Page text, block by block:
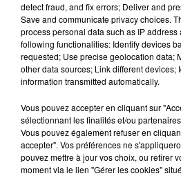
victimes de "violences
foule soulève son vélo, tandis
en tricotant : « Vendredi
emprunté la piste cyclable avec
m’avait pas vue, il faut que ça
décédé était membre de
selon un membre de CADR 67,
où chacun puisse circuler en
Vélo en main, les cyclistes
fait retentir leurs sonnettes. Le
autour. « C’est presque
detect fraud, and fix errors; Deliver and
Save and communicate privacy choices.
process personal data such as IP
following functionalities: Identify devices
requested; Use precise geolocation data;
other data sources; Link different devices;
information transmitted automatically.
Vous pouvez accepter en cliquant sur
sélectionnant les finalités et/ou
Vous pouvez également refuser en
accepter". Vos préférences ne
pouvez mettre à jour vos choix, ou retirer
moment via le lien "Gérer les cookies"